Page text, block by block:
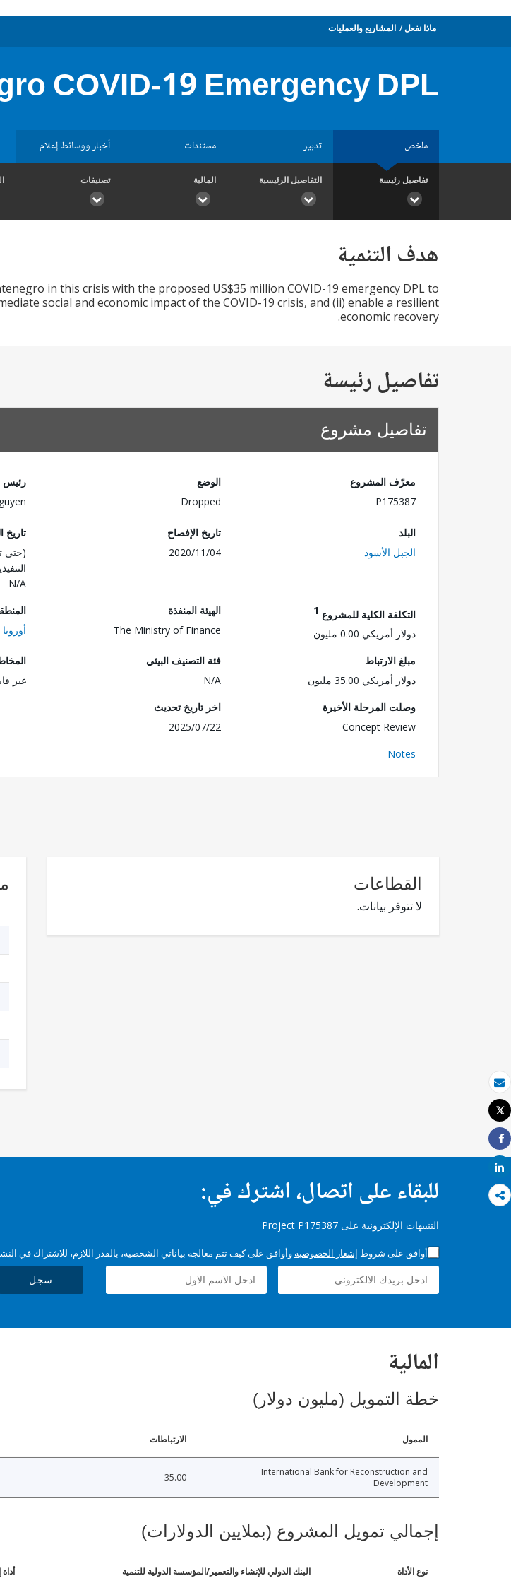
بريد الكتروني
طباعة
Tweet
Share
Share
ماذا نفعل المشاريع والعمليات
COVID-19 Emergency DPL
ملخص تدبير مستندات أخبار ووسائط إعلام
تفاصيل رئيسة التفاصيل الرئيسية المالية تصنيفات
هدف التنمية
in this crisis with the proposed US$35 million COVID-19 emergency DPL to
social and economic impact of the COVID-19 crisis, and (ii) enable a resilient
economic recovery.
تفاصيل رئيسة
تفاصيل مشروع
معرّف المشروع
P175387
الوضع
Dropped
رئيس
البلد
الجبل الأسود
تاريخ الإفصاح
2020/11/04
تاريخ
(حتى
N/A
التكلفة الكلية للمشروع 1
دولار أمريكي 0.00 مليون
الهيئة المنفذة
The Ministry of Finance
مبلغ الارتباط
دولار أمريكي 35.00 مليون
فئة التصنيف البيئي
N/A
غير
وصلت المرحلة الأخيرة
Concept Review
اخر تاريخ تحديث
2025/07/22
Notes
القطاعات
لا تتوفر بيانات.
للبقاء على اتصال، اشترك في:
التنبيهات الإلكترونية على Project P175387
أوافق على شروط إشعار الخصوصية وأوافق على كيف تتم معالجة بياناتي الشخصية، بالقدر اللازم، للاشتراك في
سجل
المالية
خطة التمويل (مليون دولار)
الممول الارتباطات
International Bank for Reconstruction and
Development
35.00
إجمالي تمويل المشروع (بملايين الدولارات)
نوع الأداة البنك الدولي للإنشاء والتعمير/المؤسسة الدولية للتنمية